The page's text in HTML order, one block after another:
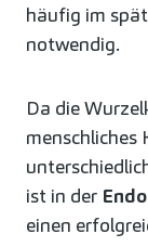
häufig im
notwendig.
Da die
menschliches
ist in der
einen